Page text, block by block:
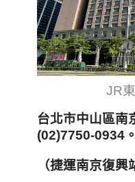
JR
台北市中山區南
(02)7750-0934。
（捷運南京復興